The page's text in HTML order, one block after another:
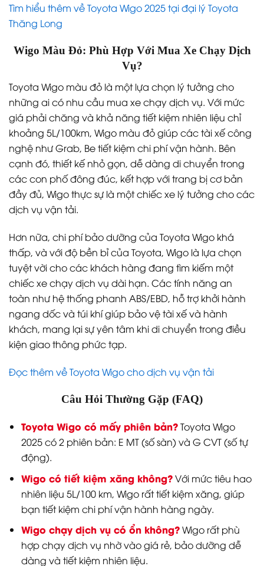
Tìm hiểu thêm về Toyota Wigo 2025 tại đại lý Toyota
Thăng Long
Wigo Màu Đỏ: Phù Hợp Với Mua Xe Chạy Dịch
Vụ?
Toyota Wigo màu đỏ là một lựa chọn lý tưởng cho
những ai có nhu cầu mua xe chạy dịch vụ. Với mức
giá phải chăng và khả năng tiết kiệm nhiên liệu chỉ
khoảng 5L/100km, Wigo màu đỏ giúp các tài xế công
nghệ như Grab, Be tiết kiệm chi phí vận hành. Bên
cạnh đó, thiết kế nhỏ gọn, dễ dàng di chuyển trong
các con phố đông đúc, kết hợp với trang bị cơ bản
đầy đủ, Wigo thực sự là một chiếc xe lý tưởng cho các
dịch vụ vận tải.
Hơn nữa, chi phí bảo dưỡng của Toyota Wigo khá
thấp, và với độ bền bỉ của Toyota, Wigo là lựa chọn
tuyệt vời cho các khách hàng đang tìm kiếm một
chiếc xe chạy dịch vụ dài hạn. Các tính năng an
toàn như hệ thống phanh ABS/EBD, hỗ trợ khởi hành
ngang dốc và túi khí giúp bảo vệ tài xế và hành
khách, mang lại sự yên tâm khi di chuyển trong điều
kiện giao thông phức tạp.
Đọc thêm về Toyota Wigo cho dịch vụ vận tải
Câu Hỏi Thường Gặp (FAQ)
Toyota Wigo có mấy phiên bản?Toyota Wigo
2025 có 2 phiên bản: E MT (số sàn) và G CVT (số tự
động).
Wigo có tiết kiệm xăng không?Với mức tiêu hao
nhiên liệu 5L/100 km, Wigo rất tiết kiệm xăng, giúp
bạn tiết kiệm chi phí vận hành hàng ngày.
Wigo chạy dịch vụ có ổn không?Wigo rất phù
hợp chạy dịch vụ nhờ vào giá rẻ, bảo dưỡng dễ
dàng và tiết kiệm nhiên liệu.